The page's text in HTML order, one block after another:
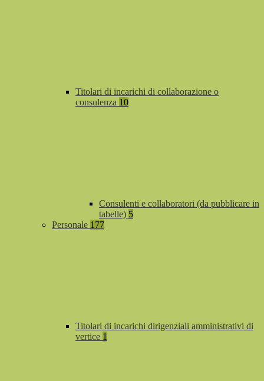
Titolari di incarichi di collaborazione o
consulenza 10
Consulenti e collaboratori (da pubblicare in
tabelle) 5
Personale 177
Titolari di incarichi dirigenziali amministrativi di
vertice 1